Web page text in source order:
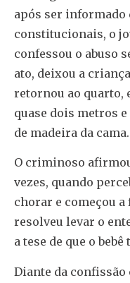
após ser informado
constitucionais, o
confessou o abuso
ato, deixou a
retornou ao quarto,
quase dois metros
de madeira da cama.
O criminoso
vezes, quando
chorar e começou
resolveu levar o
a tese de que o
Diante da confissão